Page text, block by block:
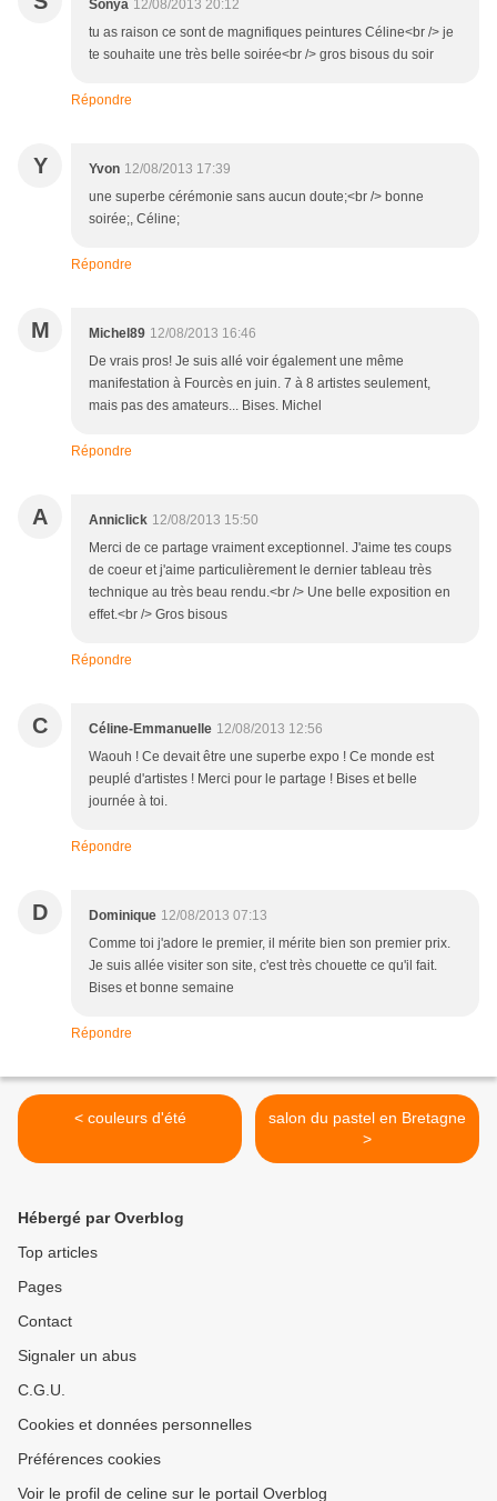
Sonya 12/08/2013 20:12
tu as raison ce sont de magnifiques peintures Céline<br /> je
te souhaite une très belle soirée<br /> gros bisous du soir
Répondre
Y Yvon 12/08/2013 17:39
une superbe cérémonie sans aucun doute;<br /> bonne
soirée;, Céline;
Répondre
M Michel89 12/08/2013 16:46
De vrais pros! Je suis allé voir également une même
manifestation à Fourcès en juin. 7 à 8 artistes seulement,
mais pas des amateurs... Bises. Michel
Répondre
A Anniclick 12/08/2013 15:50
Merci de ce partage vraiment exceptionnel. J'aime tes coups
de coeur et j'aime particulièrement le dernier tableau très
technique au très beau rendu.<br /> Une belle exposition en
effet.<br /> Gros bisous
Répondre
C Céline-Emmanuelle 12/08/2013 12:56
Waouh ! Ce devait être une superbe expo ! Ce monde est
peuplé d'artistes ! Merci pour le partage ! Bises et belle
journée à toi.
Répondre
D Dominique 12/08/2013 07:13
Comme toi j'adore le premier, il mérite bien son premier prix.
Je suis allée visiter son site, c'est très chouette ce qu'il fait.
Bises et bonne semaine
Répondre
< couleurs d'été
salon du pastel en Bretagne
>
Hébergé par Overblog
Top articles
Pages
Contact
Signaler un abus
C.G.U.
Cookies et données personnelles
Préférences cookies
Voir le profil de celine sur le portail Overblog